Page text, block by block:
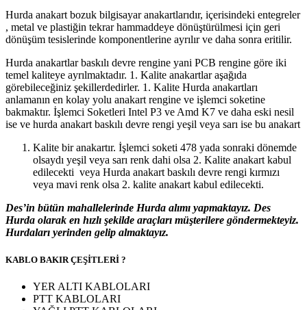
Hurda anakart bozuk bilgisayar anakartlarıdır, içerisindeki entegreler
, metal ve plastiğin tekrar hammaddeye dönüştürülmesi için geri
dönüşüm tesislerinde komponentlerine ayrılır ve daha sonra eritilir.
Hurda anakartlar baskılı devre rengine yani PCB rengine göre iki
temel kaliteye ayrılmaktadır. 1. Kalite anakartlar aşağıda
görebileceğiniz şekillerdedirler. 1. Kalite Hurda anakartları
anlamanın en kolay yolu anakart rengine ve işlemci soketine
bakmaktır. İşlemci Soketleri Intel P3 ve Amd K7 ve daha eski nesil
ise ve hurda anakart baskılı devre rengi yeşil veya sarı ise bu anakart
Kalite bir anakartır. İşlemci soketi 478 yada sonraki dönemde
olsaydı yeşil veya sarı renk dahi olsa 2. Kalite anakart kabul
edilecekti veya Hurda anakart baskılı devre rengi kırmızı
veya mavi renk olsa 2. kalite anakart kabul edilecekti.
Des’in bütün mahallelerinde Hurda alımı yapmaktayız. Des
Hurda olarak en hızlı şekilde araçları müşterilere göndermekteyiz.
Hurdaları yerinden gelip almaktayız.
KABLO BAKIR ÇEŞİTLERİ ?
YER ALTI KABLOLARI
PTT KABLOLARI